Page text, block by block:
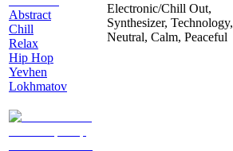
Abstract
Chill
Relax
Hip Hop
Yevhen
Lokhmatov
Electronic/Chill Out,
Synthesizer, Technology,
Neutral, Calm, Peaceful